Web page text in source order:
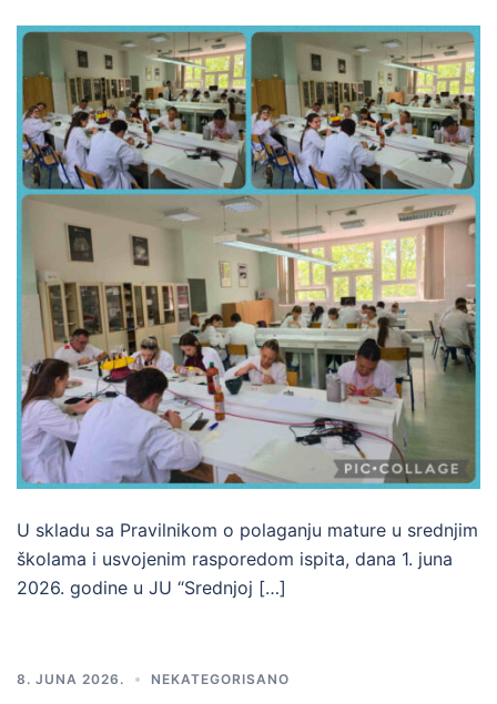
U skladu sa Pravilnikom o polaganju mature u srednjim
školama i usvojenim rasporedom ispita, dana 1. juna
2026. godine u JU “Srednjoj […]
8. JUNA 2026. NEKATEGORISANO